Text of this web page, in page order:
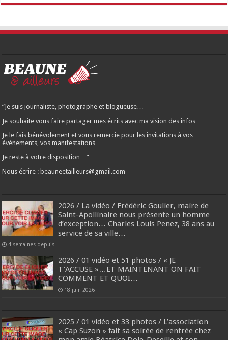
“Je suis journaliste, photographe et blogueuse…
Je souhaite vous faire partager mes écrits avec ma vision des infos…
Je le fais bénévolement et vous remercie pour les invitations à vos
événements, vos manifestations…
Je reste à votre disposition…”
Nous écrire : beauneetailleurs@gmail.com
2026 / La vidéo / Frédéric Goulier, maire de
Saint-Apollinaire nous présente un homme
d’exception… Charles Louis Penez, 38 ans au
service de sa ville…
4 semaines depuis
2026 / 01 vidéo et 51 photos / « JE
T’ACCUSE »…ET MAINTENANT ON FAIT
COMMENT ET QUOI…
18 juin 2026
2025 / 01 vidéo et 33 photos / L’association
« Cap Suzon » fait sa soirée de rentrée chez